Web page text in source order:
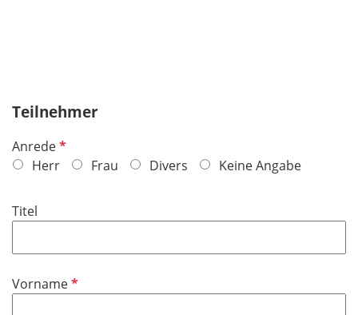
Teilnehmer
AnredeP
f
c
f
e
Herr Frau Divers Keine Angabe
Titel
VornameP